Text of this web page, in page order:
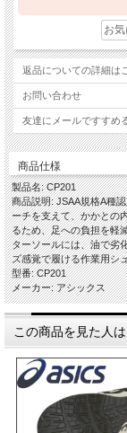
返品についての詳細は
お問い合わせ
友達にメールですすめ
商品仕様
製品名: CP201
商品説明: JSAA規格A種
ーチを支えて、かかとの
るため、足への負担を軽
ターソールには、油で劣
ズ感覚で履ける作業用シ
型番: CP201
メーカー: アシックス
この商品を見た人